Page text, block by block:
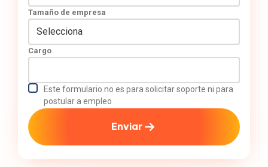
Tamaño de empresa
Cargo
Este formulario no es para solicitar soporte ni para
postular a empleo
Enviar